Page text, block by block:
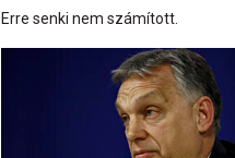
Erre senki nem számított.